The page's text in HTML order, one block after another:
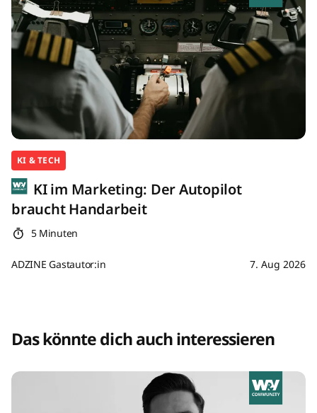
KI & TECH
KI im Marketing: Der Autopilot
braucht Handarbeit
5 Minuten
ADZINE Gastautor:in 7. Aug 2026
Das könnte dich auch interessieren